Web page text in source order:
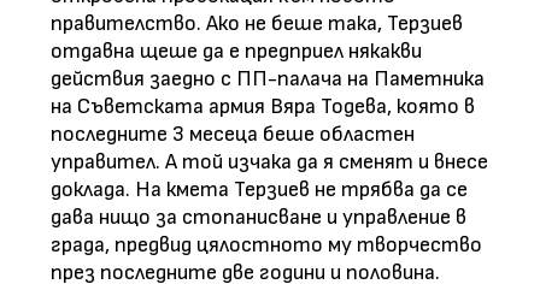
правителство. Ако не беше така, Терзиев
отдавна щеше да е предприел някакви
действия заедно с ПП-палача на Паметника
на Съветската армия Вяра Тодева, която в
последните 3 месеца беше областен
управител. А той изчака да я сменят и внесе
доклада. На кмета Терзиев не трябва да се
дава нищо за стопанисване и управление в
града, предвид цялостното му творчество
през последните две години и половина.